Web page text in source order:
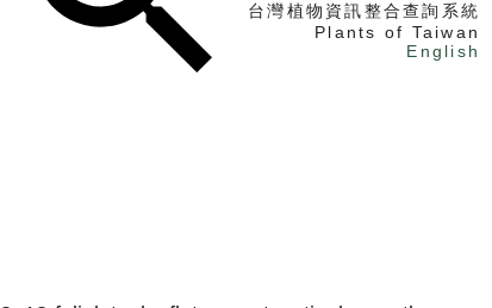
台灣植物資訊整合查詢系統
Plants of Taiwan
English